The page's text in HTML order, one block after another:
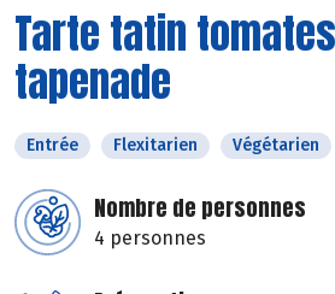
Tarte tatin
tapenade
Entrée Flexitarien Végétarien
Nombre de personnes
4 personnes